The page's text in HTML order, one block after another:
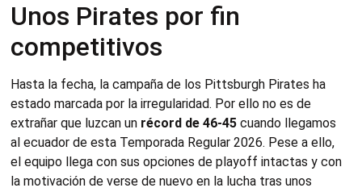
Unos Pirates por fin
competitivos
Hasta la fecha, la campaña de los Pittsburgh Pirates ha
estado marcada por la irregularidad. Por ello no es de
extrañar que luzcan un récord de 46-45 cuando llegamos
al ecuador de esta Temporada Regular 2026. Pese a ello,
el equipo llega con sus opciones de playoff intactas y con
la motivación de verse de nuevo en la lucha tras unos